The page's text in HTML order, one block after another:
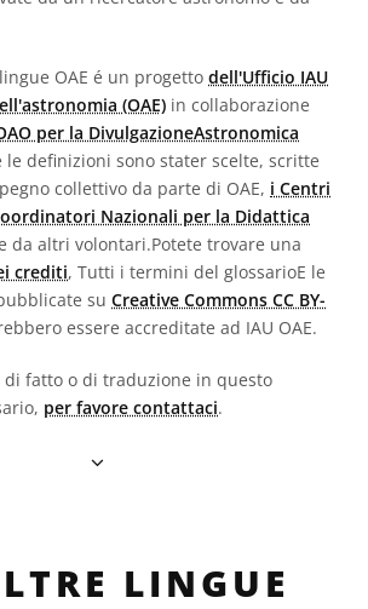
OAE é un progetto dell'Ufficio IAU
(OAE) in collaborazione
per la DivulgazioneAstronomica
le definizioni sono stater scelte, scritte
collettivo da parte di OAE, i Centri
Nazionali per la Didattica
da altri volontari.Potete trovare una
crediti, Tutti i termini del glossarioE le
su Creative Commons CC BY-
essere accreditate ad IAU OAE.
fatto o di traduzione in questo
per favore contattaci.
LINGUE